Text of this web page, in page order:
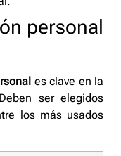
personal
es clave en la
ser elegidos
los más usados